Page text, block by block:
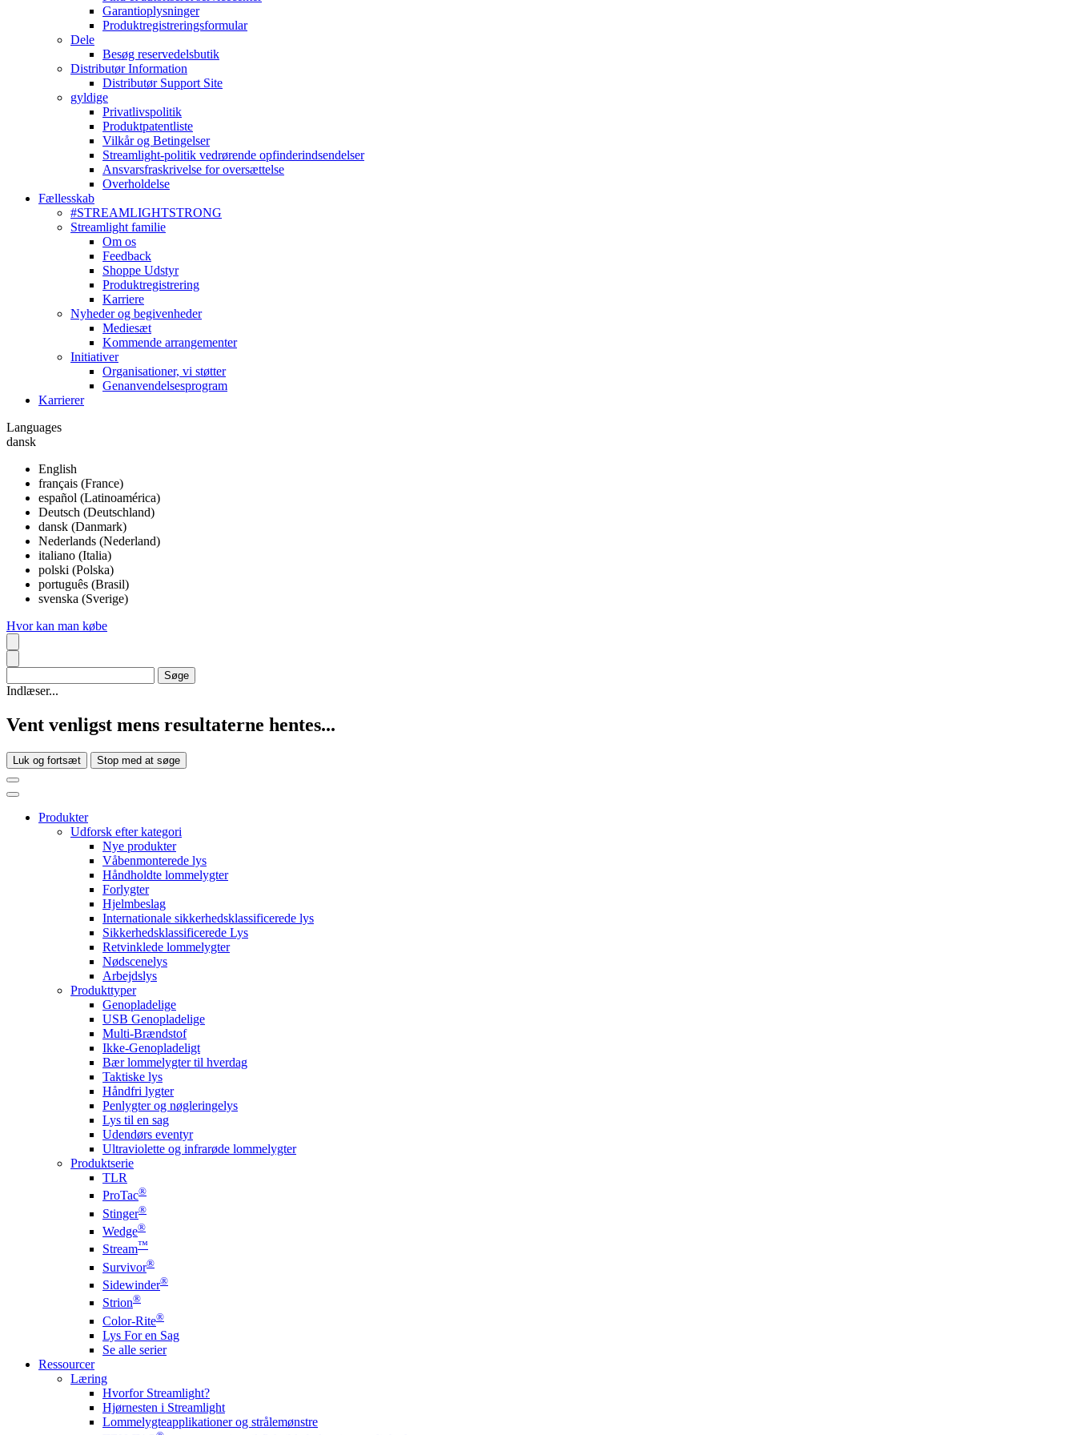
Garantioplysninger
Produktregistreringsformular
Dele
Besøg reservedelsbutik
Distributør Information
Distributør Support Site
gyldige
Privatlivspolitik
Produktpatentliste
Vilkår og Betingelser
Streamlight-politik vedrørende opfinderindsendelser
Ansvarsfraskrivelse for oversættelse
Overholdelse
Fællesskab
#STREAMLIGHTSTRONG
Streamlight familie
Om os
Feedback
Shoppe Udstyr
Produktregistrering
Karriere
Nyheder og begivenheder
Mediesæt
Kommende arrangementer
Initiativer
Organisationer, vi støtter
Genanvendelsesprogram
Karrierer
Languages
dansk
English
français (France)
español (Latinoamérica)
Deutsch (Deutschland)
dansk (Danmark)
Nederlands (Nederland)
italiano (Italia)
polski (Polska)
português (Brasil)
svenska (Sverige)
Hvor kan man købe
Indlæser...
Vent venligst mens resultaterne hentes...
Luk og fortsæt Stop med at søge
Produkter
Udforsk efter kategori
Nye produkter
Våbenmonterede lys
Håndholdte lommelygter
Forlygter
Hjelmbeslag
Internationale sikkerhedsklassificerede lys
Sikkerhedsklassificerede Lys
Retvinklede lommelygter
Nødscenelys
Arbejdslys
Produkttyper
Genopladelige
USB Genopladelige
Multi-Brændstof
Ikke-Genopladeligt
Bær lommelygter til hverdag
Taktiske lys
Håndfri lygter
Penlygter og nøgleringelys
Lys til en sag
Udendørs eventyr
Ultraviolette og infrarøde lommelygter
Produktserie
TLR
ProTac®
Stinger®
Wedge®
Stream™
Survivor®
Sidewinder®
Strion®
Color-Rite®
Lys For en Sag
Se alle serier
Ressourcer
Læring
Hvorfor Streamlight?
Hjørnesten i Streamlight
Lommelygteapplikationer og strålemønstre